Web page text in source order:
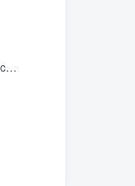
7.appcypher / awesome-mcp-servers
7.appcypher / awesome-mcp-servers